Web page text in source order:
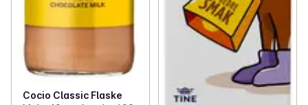
Cocio Classic Flaske